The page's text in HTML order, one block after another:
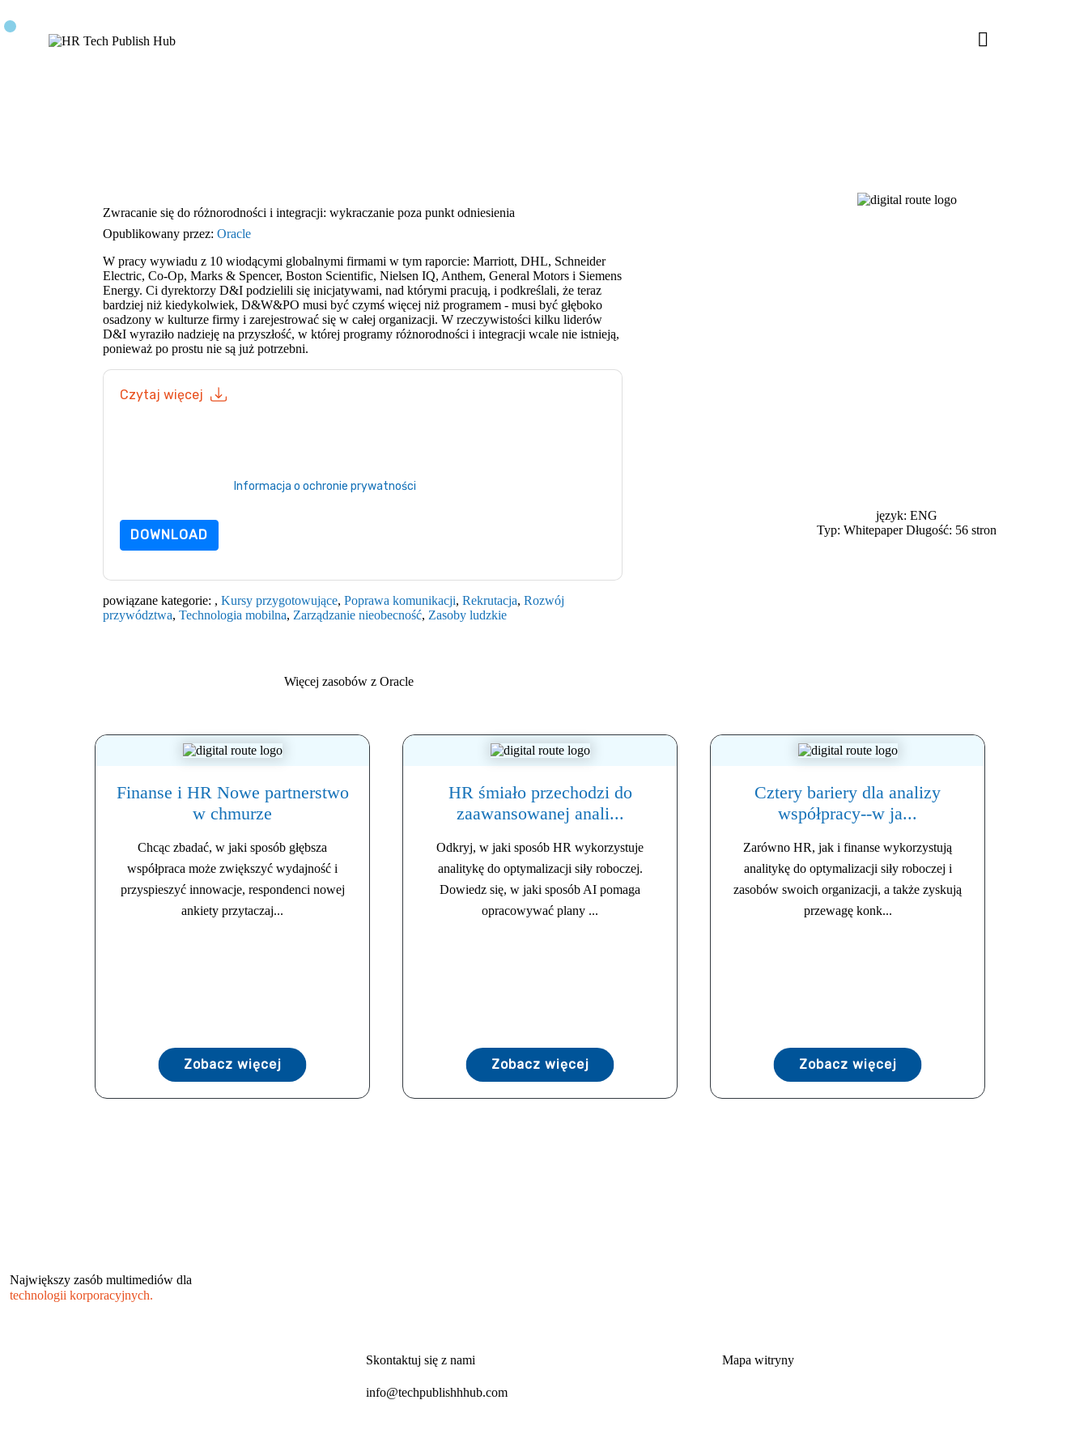
Zwracanie się do różnorodności i integracji: wykraczanie poza punkt odniesienia
Opublikowany przez: Oracle
W pracy wywiadu z 10 wiodącymi globalnymi firmami w tym raporcie: Marriott, DHL, Schneider
Electric, Co-Op, Marks & Spencer, Boston Scientific, Nielsen IQ, Anthem, General Motors i Siemens
Energy. Ci dyrektorzy D&I podzielili się inicjatywami, nad którymi pracują, i podkreślali, że teraz
bardziej niż kiedykolwiek, D&W&PO musi być czymś więcej niż programem - musi być głęboko
osadzony w kulturze firmy i zarejestrować się w całej organizacji. W rzeczywistości kilku liderów
D&I wyraziło nadzieję na przyszłość, w której programy różnorodności i integracji wcale nie istnieją,
ponieważ po prostu nie są już potrzebni.
Czytaj więcej
Informacja o ochronie prywatności
DOWNLOAD
powiązane kategorie: , Kursy przygotowujące, Poprawa komunikacji, Rekrutacja, Rozwój
przywództwa, Technologia mobilna, Zarządzanie nieobecność, Zasoby ludzkie
język: ENG
Typ: Whitepaper Długość: 56 stron
Więcej zasobów z Oracle
Finanse i HR Nowe partnerstwo
w chmurze
Chcąc zbadać, w jaki sposób głębsza
współpraca może zwiększyć wydajność i
przyspieszyć innowacje, respondenci nowej
ankiety przytaczaj...
Zobacz więcej
HR śmiało przechodzi do
zaawansowanej anali...
Odkryj, w jaki sposób HR wykorzystuje
analitykę do optymalizacji siły roboczej.
Dowiedz się, w jaki sposób AI pomaga
opracowywać plany ...
Zobacz więcej
Cztery bariery dla analizy
współpracy--w ja...
Zarówno HR, jak i finanse wykorzystują
analitykę do optymalizacji siły roboczej i
zasobów swoich organizacji, a także zyskują
przewagę konk...
Zobacz więcej
Największy zasób multimediów dla
technologii korporacyjnych.
Skontaktuj się z nami
info@techpublishhhub.com
Mapa witryny